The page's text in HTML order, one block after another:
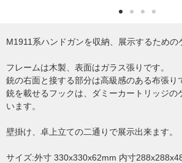
M1911系ハンドガンを収納、展示するための
フレームは木製、表面はガラス張りです。
銃の右面と接する部分は高級感のある布張り
銃を載せるフックは、ダミーカートリッジの
います。
壁掛け、卓上立ての二通りで展示出来ます。
サイズ:外寸 330x330x62mm 内寸